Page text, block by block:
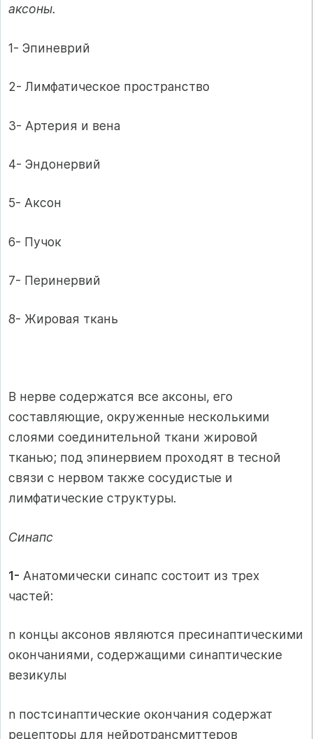
аксоны.
1- Эпиневрий
2- Лимфатическое пространство
3- Артерия и вена
4- Эндонервий
5- Аксон
6- Пучок
7- Перинервий
8- Жировая ткань
В нерве содержатся все аксоны, его
составляющие, окруженные несколькими
слоями соединительной ткани жировой
тканью; под эпинервием проходят в тесной
связи с нервом также сосудистые и
лимфатические структуры.
Синапс
1- Анатомически синапс состоит из трех
частей:
n концы аксонов являются пресинаптическими
окончаниями, содержащими синаптические
везикулы
n постсинаптические окончания содержат
рецепторы для нейротрансмиттеров